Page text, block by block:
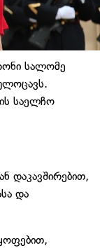
სალომე
საელჩო
დაკავშირებით,
და